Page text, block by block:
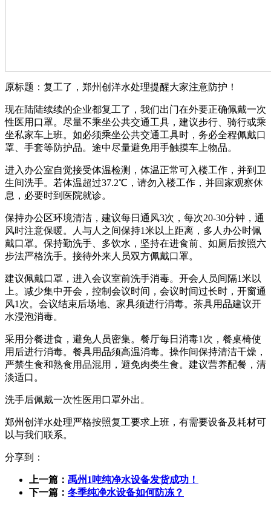
原标题：复工了，郑州创洋水处理提醒大家注意防护！
现在陆陆续续的企业都复工了，我们出门在外要正确佩戴一次
性医用口罩。尽量不乘坐公共交通工具，建议步行、骑行或乘
坐私家车上班。如必须乘坐公共交通工具时，务必全程佩戴口
罩、手套等防护品。途中尽量避免用手触摸车上物品。
进入办公室自觉接受体温检测，体温正常可入楼工作，并到卫
生间洗手。若体温超过37.2℃，请勿入楼工作，并回家观察休
息，必要时到医院就诊。
保持办公区环境清洁，建议每日通风3次，每次20-30分钟，通
风时注意保暖。人与人之间保持1米以上距离，多人办公时佩
戴口罩。保持勤洗手、多饮水，坚持在进食前、如厕后按照六
步法严格洗手。接待外来人员双方佩戴口罩。
建议佩戴口罩，进入会议室前洗手消毒。开会人员间隔1米以
上。减少集中开会，控制会议时间，会议时间过长时，开窗通
风1次。会议结束后场地、家具须进行消毒。茶具用品建议开
水浸泡消毒。
采用分餐进食，避免人员密集。餐厅每日消毒1次，餐桌椅使
用后进行消毒。餐具用品须高温消毒。操作间保持清洁干燥，
严禁生食和熟食用品混用，避免肉类生食。建议营养配餐，清
淡适口。
洗手后佩戴一次性医用口罩外出。
郑州创洋水处理严格按照复工要求上班，有需要设备及耗材可
以与我们联系。
分享到：
上一篇： 禹州1吨纯净水设备发货成功！
下一篇： 冬季纯净水设备如何防冻？